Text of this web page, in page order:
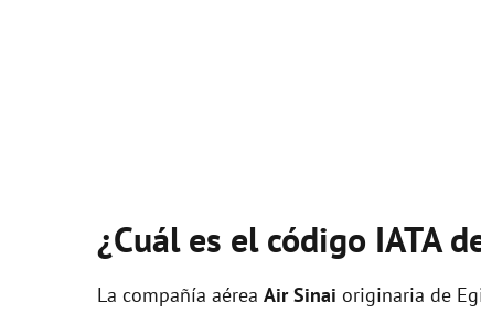
¿Cuál es el código IATA
La compañía aérea Air Sinai originaria de